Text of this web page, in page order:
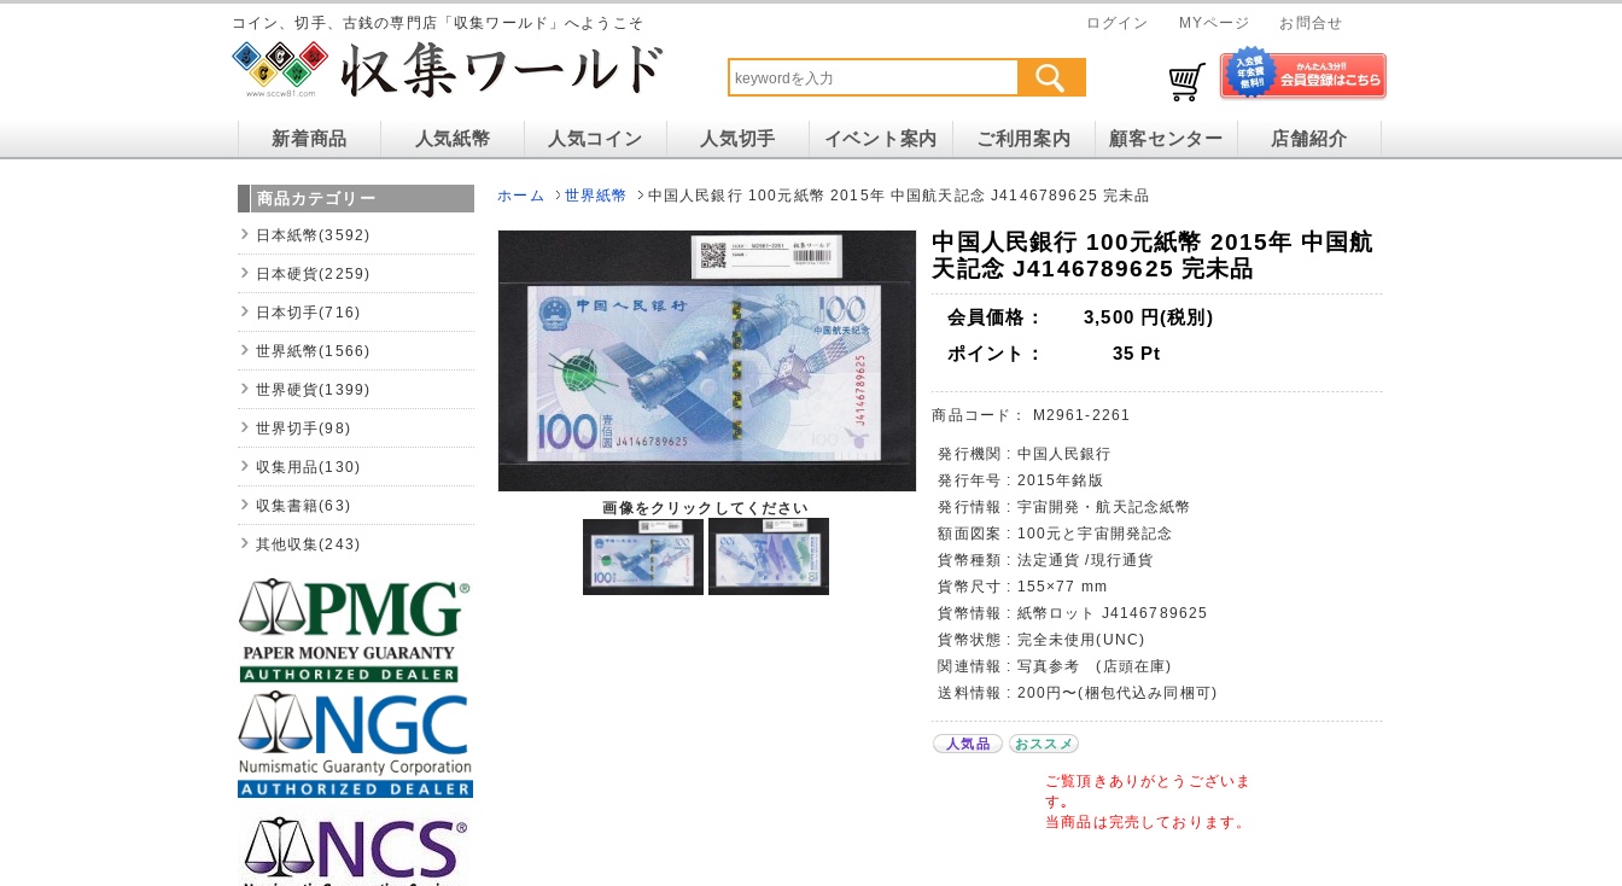
コイン、切手、古銭の専門店「収集ワールド」へようこそ ログイン MYページ お問合せ
新着商品 人気紙幣 人気コイン 人気切手 イベント案内 ご利用案内 顧客センター 店舗紹介
ホーム 世界紙幣 中国人民銀行 100元紙幣 2015年 中国航天記念 J4146789625 完未品
画像をクリックしてください
中国人民銀行 100元紙幣 2015年 中国航
天記念 J4146789625 完未品
会員価格： 3,500 円(税別)
ポイント：
35 Pt
商品コード： M2961-2261
発行機関 : 中国人民銀行
発行年号 : 2015年銘版
発行情報 : 宇宙開発・航天記念紙幣
額面図案 : 100元と宇宙開発記念
貨幣種類 : 法定通貨 /現行通貨
貨幣尺寸 : 155×77 mm
貨幣情報 : 紙幣ロット J4146789625
貨幣状態 : 完全未使用(UNC)
関連情報 : 写真参考 (店頭在庫)
送料情報 : 200円〜(梱包代込み同梱可)
人気品 おススメ
ご覧頂きありがとうございま
す｡
当商品は完売しております。
商品カテゴリー
日本紙幣(3592)
日本硬貨(2259)
日本切手(716)
世界紙幣(1566)
世界硬貨(1399)
世界切手(98)
収集用品(130)
収集書籍(63)
其他収集(243)